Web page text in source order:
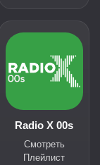
Radio X 00s
Смотреть
Плейлист